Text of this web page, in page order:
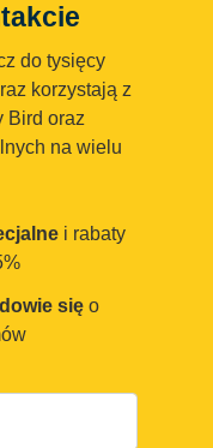
do tysięcy
korzystają z
Bird oraz
na wielu
i rabaty
się o